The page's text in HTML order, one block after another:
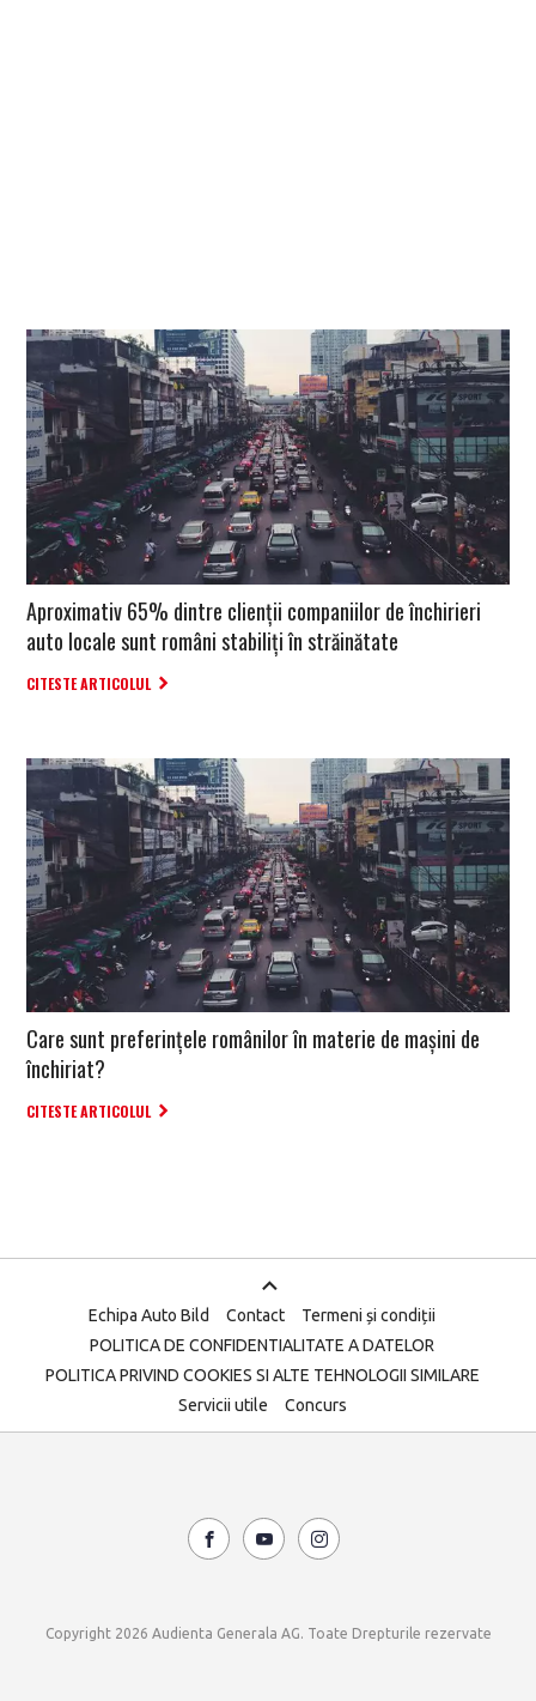
Aproximativ 65% dintre clienții companiilor de închirieri
auto locale sunt români stabiliţi în străinătate
CITESTE ARTICOLUL
Care sunt preferinţele românilor în materie de maşini de
închiriat?
CITESTE ARTICOLUL
Echipa Auto Bild Contact
Termeni și condiții
POLITICA DE CONFIDENTIALITATE A DATELOR
POLITICA PRIVIND COOKIES SI ALTE TEHNOLOGII SIMILARE
Servicii utile
Concurs
Copyright 2026 Audienta Generala AG. Toate Drepturile rezervate